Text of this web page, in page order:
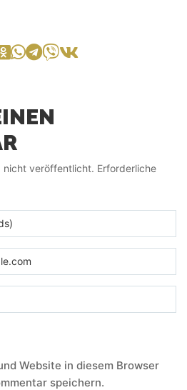
nicht veröffentlicht. Erforderliche
Website in diesem Browser
speichern.